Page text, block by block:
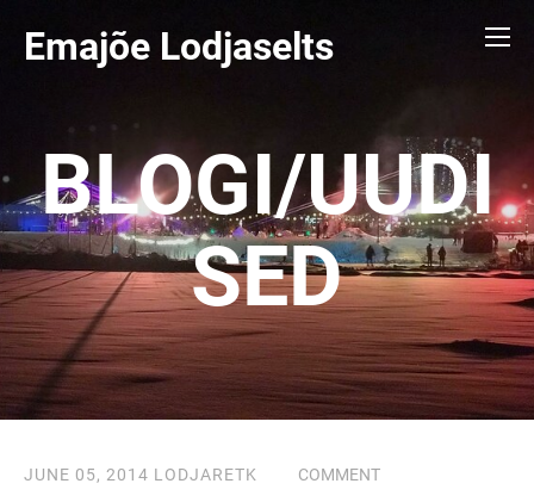
Emajõe Lodjaselts
BLOGI/UUDI
SED
JUNE 05, 2014 LODJARETK COMMENT